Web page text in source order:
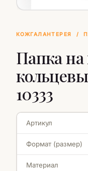
КОЖГАЛАНТЕРЕЯ /
Папка
10333
Артикул
Формат (размер)
Материал